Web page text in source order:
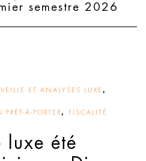
semestre 2026
ET ANALYSES LUXE ,
À-PORTER, FISCALITÉ
luxe été